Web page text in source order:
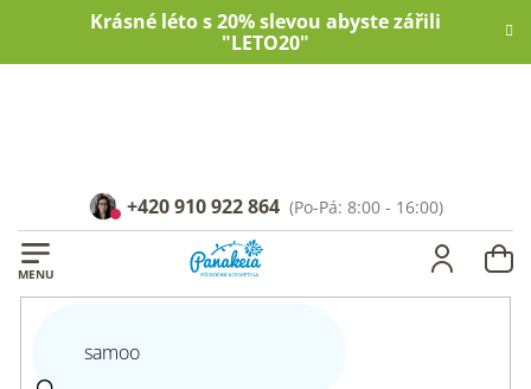
Krásné léto s 20% slevou abyste zářili
"LETO20"
+420 910 922 864